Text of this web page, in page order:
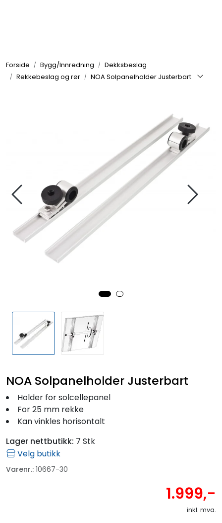
Forside Bygg/Innredning
Dekksbeslag
Rekkebeslag og rør
NOA Solpanelholder Justerbart
NOA Solpanelholder Justerbart
Holder for solcellepanel
For 25 mm rekke
Kan vinkles horisontalt
Lager nettbutikk: 7 Stk
Velg butikk
Varenr.: 10667-30
1.999,-
inkl. mva.
Elektrisk
Motor/Styring
Fortøyning
Fritid/Sikkerhet
Seil
Outlet
Kampanje